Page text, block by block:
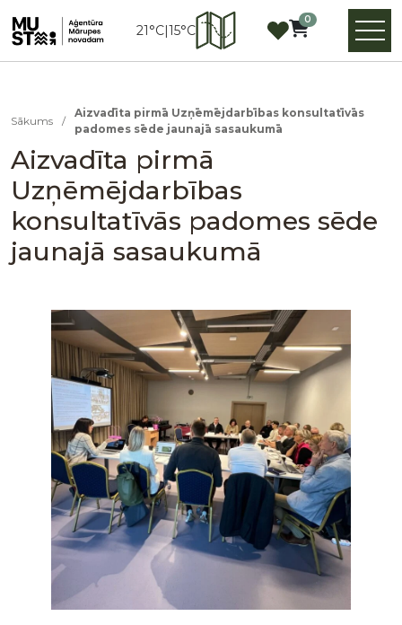
21°C|15°C
0
Sākums /
Aizvadīta pirmā Uzņēmējdarbības konsultatīvās
padomes sēde jaunajā sasaukumā
Aizvadīta pirmā
Uzņēmējdarbības
konsultatīvās padomes sēde
jaunajā sasaukumā